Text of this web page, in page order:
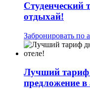
Студенческий
отдыхай!
Забронировать по
Лучший
предложение в